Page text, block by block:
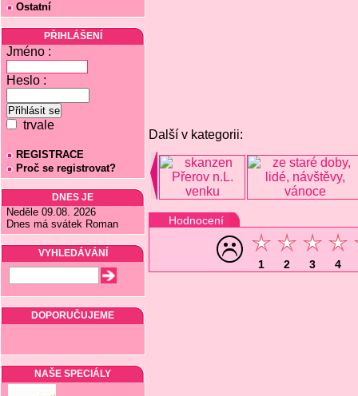
Ostatní
PŘIHLÁŠENÍ
Jméno :
Heslo :
trvale
REGISTRACE
Proč se registrovat?
DNES JE
Neděle 09.08. 2026
Dnes má svátek Roman
VYHLEDÁVÁNÍ
DOPORUČUJEME
NAŠE SPECIÁLY
Další v kategorii:
Hodnocení
1 2 3 4